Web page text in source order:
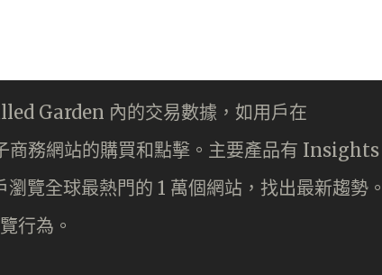
Garden 內的交易數據，如用戶在
務網站的購買和點擊。主要產品有 Insights
覽全球最熱門的 1 萬個網站，找出最新趨勢。
行為。